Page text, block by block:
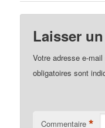
Laisser
Votre adresse e-
obligatoires sont
Commentaire *